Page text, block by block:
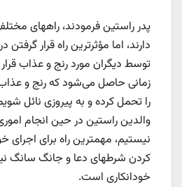
پدر راستین فرمودند، راههای
دارند، اما مؤثرترین راه قرار
توسط دیگران مورد رنج و عذاب
زمانی حاصل می‌شود که رنج و
را تحمل کرده و به پیروزی نائل
والدین راستین در حین انجام
نیستیم، مهمترین راه برای اجرای
کردن شرطهای دعا و جانگ سانگ
خودانکاری است.